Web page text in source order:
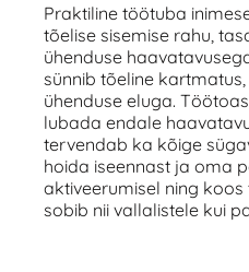
Praktiline töötuba
tõelise sisemise rahu,
ühenduse
sünnib tõeline
ühenduse eluga.
lubada endale
tervendab ka kõige
hoida iseennast ja oma
aktiveerumisel ning
sobib nii vallalistele kui